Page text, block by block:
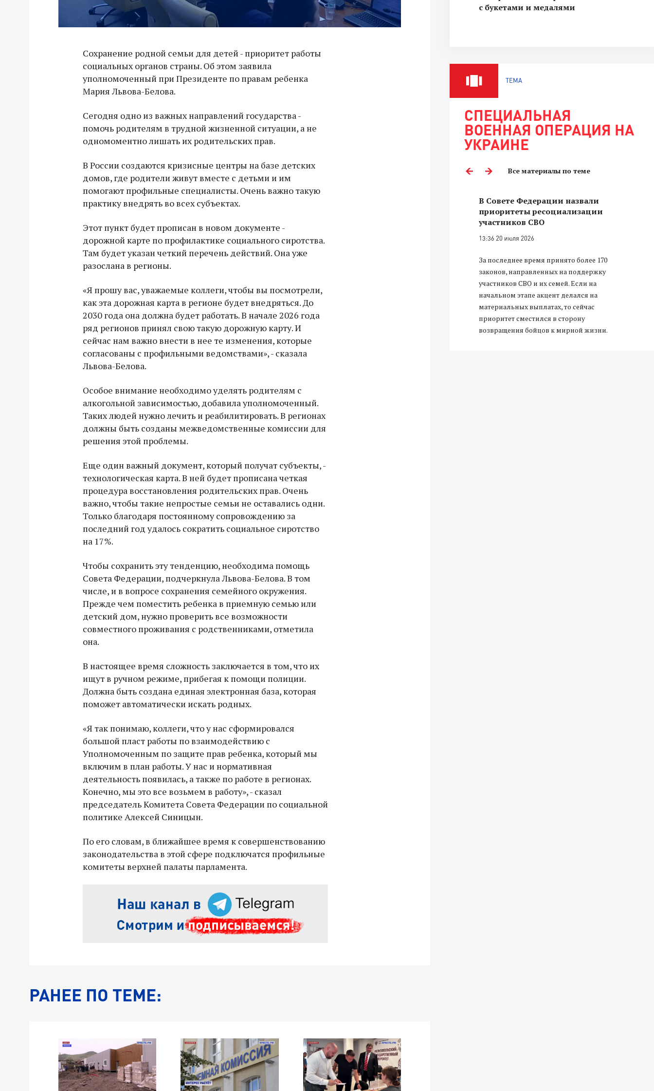
Сохранение родной семьи для детей - приоритет работы
социальных органов страны. Об этом заявила
уполномоченный при Президенте по правам ребенка
Мария Львова-Белова.
Сегодня одно из важных направлений государства -
помочь родителям в трудной жизненной ситуации, а не
одномоментно лишать их родительских прав.
В России создаются кризисные центры на базе детских
домов, где родители живут вместе с детьми и им
помогают профильные специалисты. Очень важно такую
практику внедрять во всех субъектах.
Этот пункт будет прописан в новом документе -
дорожной карте по профилактике социального сиротства.
Там будет указан четкий перечень действий. Она уже
разослана в регионы.
«Я прошу вас, уважаемые коллеги, чтобы вы посмотрели,
как эта дорожная карта в регионе будет внедряться. До
2030 года она должна будет работать. В начале 2026 года
ряд регионов принял свою такую дорожную карту. И
сейчас нам важно внести в нее те изменения, которые
согласованы с профильными ведомствами», - сказала
Львова-Белова.
Особое внимание необходимо уделять родителям с
алкогольной зависимостью, добавила уполномоченный.
Таких людей нужно лечить и реабилитировать. В регионах
должны быть созданы межведомственные комиссии для
решения этой проблемы.
Еще один важный документ, который получат субъекты, -
технологическая карта. В ней будет прописана четкая
процедура восстановления родительских прав. Очень
важно, чтобы такие непростые семьи не оставались одни.
Только благодаря постоянному сопровождению за
последний год удалось сократить социальное сиротство
на 17%.
Чтобы сохранить эту тенденцию, необходима помощь
Совета Федерации, подчеркнула Львова-Белова. В том
числе, и в вопросе сохранения семейного окружения.
Прежде чем поместить ребенка в приемную семью или
детский дом, нужно проверить все возможности
совместного проживания с родственниками, отметила
она.
В настоящее время сложность заключается в том, что их
ищут в ручном режиме, прибегая к помощи полиции.
Должна быть создана единая электронная база, которая
поможет автоматически искать родных.
«Я так понимаю, коллеги, что у нас сформировался
большой пласт работы по взаимодействию с
Уполномоченным по защите прав ребенка, который мы
включим в план работы. У нас и нормативная
деятельность появилась, а также по работе в регионах.
Конечно, мы это все возьмем в работу», - сказал
председатель Комитета Совета Федерации по социальной
политике Алексей Синицын.
По его словам, в ближайшее время к совершенствованию
законодательства в этой сфере подключатся профильные
комитеты верхней палаты парламента.
РАНЕЕ ПО ТЕМЕ:
с букетами и медалями
ТЕМА
СПЕЦИАЛЬНАЯ
ВОЕННАЯ ОПЕРАЦИЯ НА
УКРАИНЕ
Все материалы по теме
18:30 10 сентября 2025
Владимир Якушев сопровождает грузы
для бойцов СВО с самого начала
В Совете Федерации назвали
приоритеты ресоциализации
участников СВО
13:36 20 июля 2026
За последнее время принято более 170
законов, направленных на поддержку
участников СВО и их семей. Если на
начальном этапе акцент делался на
материальных выплатах, то сейчас
приоритет сместился в сторону
возвращения бойцов к мирной жизни.